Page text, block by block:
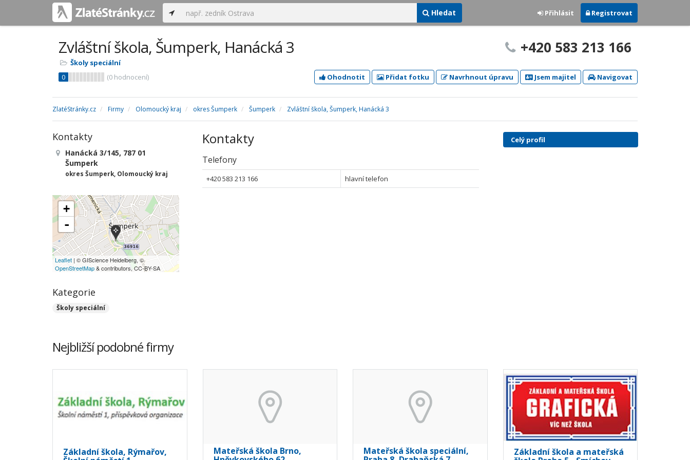
Hledat Přihlásit Registrovat
Zvláštní škola, Šumperk, Hanácká 3
Školy speciální
0
(0 hodnocení)
+420 583 213 166
Ohodnotit Přidat fotku Navrhnout úpravu Jsem majitel Navigovat
ZlatéStránky.cz Firmy Olomoucký kraj okres Šumperk Šumperk Zvláštní škola, Šumperk, Hanácká 3
Kontakty
Telefony
+420 583 213 166 hlavní telefon
Kontakty
Hanácká 3/145, 787 01
Šumperk
okres Šumperk, Olomoucký kraj
+
-
Leaflet | © GIScience Heidelberg, ©
OpenStreetMap& contributors, CC-BY-SA
Kategorie
Školy speciální
Celý profil
Nejbližší podobné firmy
Základní škola, Rýmařov, Mateřská škola Brno, Mateřská škola speciální, Základní škola a mateřská